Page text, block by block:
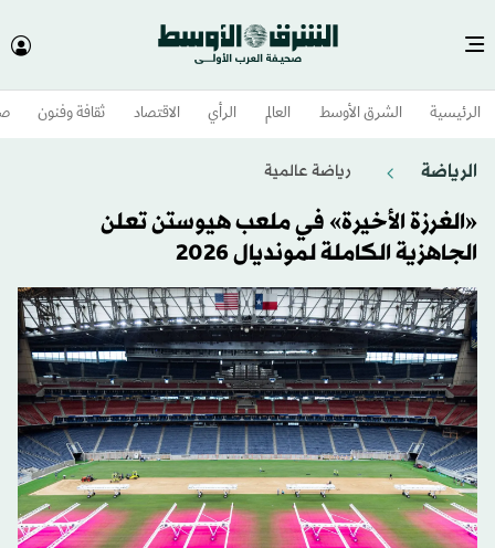
الرئيسية الشرق الأوسط​ العالم الرأي الاقتصاد ثقافة وفنون
الرياضة رياضة عالمية
«الغرزة الأخيرة» في ملعب هيوستن تعلن
الجاهزية الكاملة لمونديال 2026